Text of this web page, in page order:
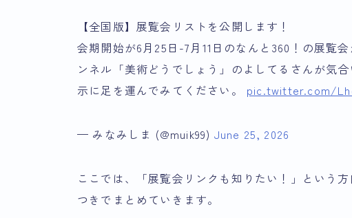
【全国版】展覧会リストを公開します！
会期開始が6月25日-7月11日のなんと360！の展覧
ンネル「美術どうでしょう」のよしてるさんが気
示に足を運んでみてください。 pic.twitter.com/
— みなみしま (@muik99) June 25, 2026
ここでは、「展覧会リンクも知りたい！」という
つきでまとめていきます。